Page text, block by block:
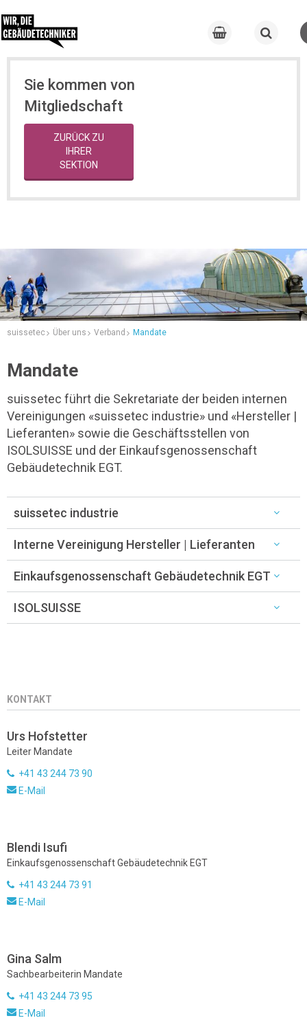
Sie kommen von
Mitgliedschaft
ZURÜCK ZU
IHRER
SEKTION
suissetec Über uns Verband Mandate
Mandate
suissetec führt die Sekretariate der beiden internen
Vereinigungen «suissetec industrie» und «Hersteller |
Lieferanten» sowie die Geschäftsstellen von
ISOLSUISSE und der Einkaufsgenossenschaft
Gebäudetechnik EGT.
suissetec industrie
Interne Vereinigung Hersteller | Lieferanten
Einkaufsgenossenschaft Gebäudetechnik EGT
ISOLSUISSE
KONTAKT
Urs Hofstetter
Leiter Mandate
+41 43 244 73 90
E-Mail
Blendi Isufi
Einkaufsgenossenschaft Gebäudetechnik EGT
+41 43 244 73 91
E-Mail
Gina Salm
Sachbearbeiterin Mandate
+41 43 244 73 95
E-Mail